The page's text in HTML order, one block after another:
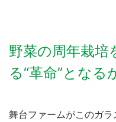
野菜の周年栽培
る“革命”となる
舞台ファームがこのガ